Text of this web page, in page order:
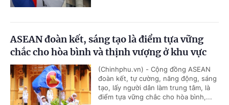
ASEAN đoàn kết, sáng tạo là điểm tựa vững
chắc cho hòa bình và thịnh vượng ở khu vực
(Chinhphu.vn) - Cộng đồng ASEAN
đoàn kết, tự cường, năng động, sáng
tạo, lấy người dân làm trung tâm, là
điểm tựa vững chắc cho hòa bình,...